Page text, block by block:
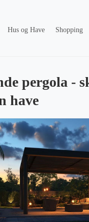
Hus og Have Shopping
pergola -
have